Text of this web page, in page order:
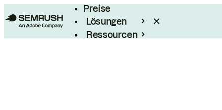
Preise
Lösungen
Ressourcen